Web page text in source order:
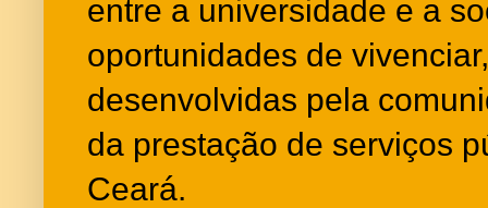
entre a universidade e a
oportunidades de
desenvolvidas pela
da prestação de serviços
Ceará.